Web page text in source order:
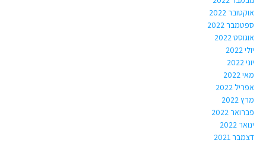
אוקטובר 2022
ספטמבר 2022
אוגוסט 2022
יולי 2022
יוני 2022
מאי 2022
אפריל 2022
מרץ 2022
פברואר 2022
ינואר 2022
דצמבר 2021